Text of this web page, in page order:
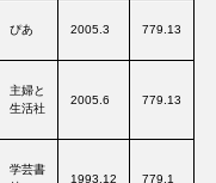
ぴあ 2005.3 779.13
主婦と
生活社
2005.6 779.13
学芸書
1993.12 779.1